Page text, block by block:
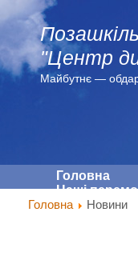
"Центр
Майбутнє —
Головна
Наші
Головна
Новини